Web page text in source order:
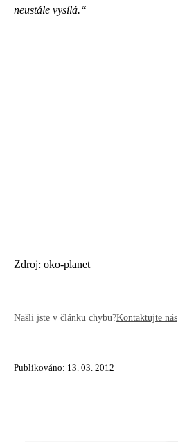
neustále vysílá.“
Zdroj: oko-planet
Našli jste v článku chybu?Kontaktujte nás
Publikováno: 13. 03. 2012